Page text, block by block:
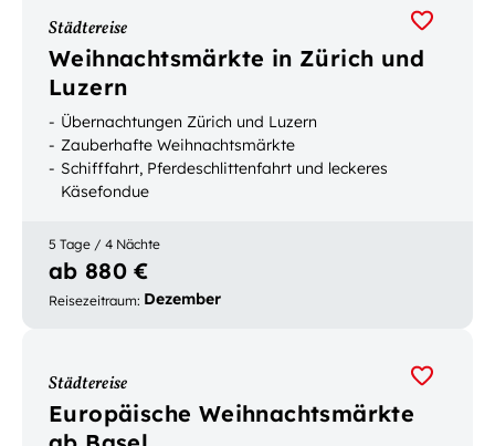
Städtereise
Weihnachtsmärkte in Zürich und
Luzern
Übernachtungen Zürich und Luzern
Zauberhafte Weihnachtsmärkte
Schifffahrt, Pferdeschlittenfahrt und leckeres
Käsefondue
5 Tage / 4 Nächte
ab 880 €
Reisezeitraum: Dezember
Städtereise
Europäische Weihnachtsmärkte